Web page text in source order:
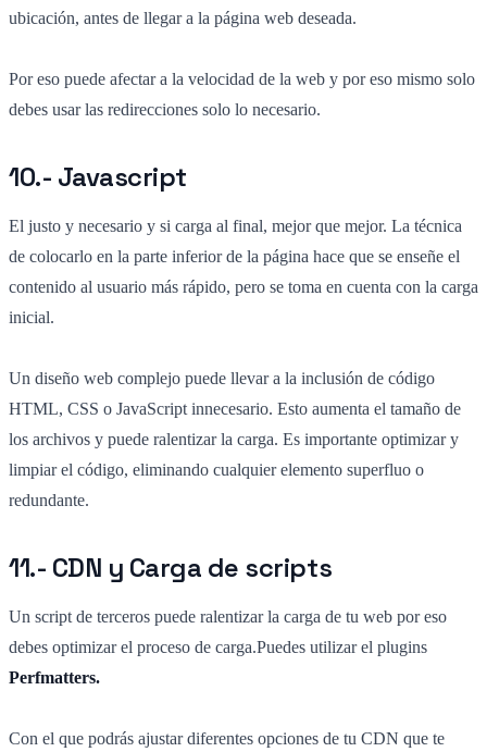
ubicación, antes de llegar a la página web deseada.
Por eso puede afectar a la velocidad de la web y por eso mismo solo
debes usar las redirecciones solo lo necesario.
10.- Javascript
El justo y necesario y si carga al final, mejor que mejor. La técnica
de colocarlo en la parte inferior de la página hace que se enseñe el
contenido al usuario más rápido, pero se toma en cuenta con la carga
inicial.
Un diseño web complejo puede llevar a la inclusión de código
HTML, CSS o JavaScript innecesario. Esto aumenta el tamaño de
los archivos y puede ralentizar la carga. Es importante optimizar y
limpiar el código, eliminando cualquier elemento superfluo o
redundante.
11.- CDN y Carga de scripts
Un script de terceros puede ralentizar la carga de tu web por eso
debes optimizar el proceso de carga.Puedes utilizar el plugins
Perfmatters.
Con el que podrás ajustar diferentes opciones de tu CDN que te